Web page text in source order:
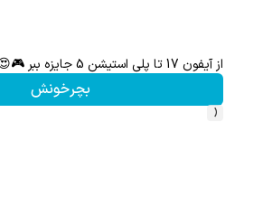
از آیفون 17 تا پلی استیشن 5 جایزه ببر 🎮😍📱 | بازی کن ، گردونه بچرخون
بچرخونش
‹